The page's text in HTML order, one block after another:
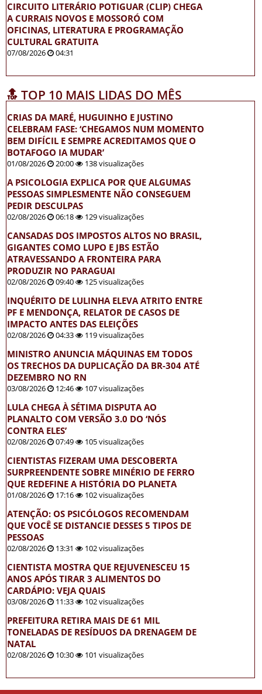
CIRCUITO LITERÁRIO POTIGUAR (CLIP) CHEGA
A CURRAIS NOVOS E MOSSORÓ COM
OFICINAS, LITERATURA E PROGRAMAÇÃO
CULTURAL GRATUITA
07/08/2026 04:31
🔝 TOP 10 MAIS LIDAS DO MÊS
CRIAS DA MARÉ, HUGUINHO E JUSTINO
CELEBRAM FASE: ‘CHEGAMOS NUM MOMENTO
BEM DIFÍCIL E SEMPRE ACREDITAMOS QUE O
BOTAFOGO IA MUDAR’
01/08/2026 20:00 138 visualizações
A PSICOLOGIA EXPLICA POR QUE ALGUMAS
PESSOAS SIMPLESMENTE NÃO CONSEGUEM
PEDIR DESCULPAS
02/08/2026 06:18 129 visualizações
CANSADAS DOS IMPOSTOS ALTOS NO BRASIL,
GIGANTES COMO LUPO E JBS ESTÃO
ATRAVESSANDO A FRONTEIRA PARA
PRODUZIR NO PARAGUAI
02/08/2026 09:40 125 visualizações
INQUÉRITO DE LULINHA ELEVA ATRITO ENTRE
PF E MENDONÇA, RELATOR DE CASOS DE
IMPACTO ANTES DAS ELEIÇÕES
02/08/2026 04:33 119 visualizações
MINISTRO ANUNCIA MÁQUINAS EM TODOS
OS TRECHOS DA DUPLICAÇÃO DA BR-304 ATÉ
DEZEMBRO NO RN
03/08/2026 12:46 107 visualizações
LULA CHEGA À SÉTIMA DISPUTA AO
PLANALTO COM VERSÃO 3.0 DO ‘NÓS
CONTRA ELES’
02/08/2026 07:49 105 visualizações
CIENTISTAS FIZERAM UMA DESCOBERTA
SURPREENDENTE SOBRE MINÉRIO DE FERRO
QUE REDEFINE A HISTÓRIA DO PLANETA
01/08/2026 17:16 102 visualizações
ATENÇÃO: OS PSICÓLOGOS RECOMENDAM
QUE VOCÊ SE DISTANCIE DESSES 5 TIPOS DE
PESSOAS
02/08/2026 13:31 102 visualizações
CIENTISTA MOSTRA QUE REJUVENESCEU 15
ANOS APÓS TIRAR 3 ALIMENTOS DO
CARDÁPIO: VEJA QUAIS
03/08/2026 11:33 102 visualizações
PREFEITURA RETIRA MAIS DE 61 MIL
TONELADAS DE RESÍDUOS DA DRENAGEM DE
NATAL
02/08/2026 10:30 101 visualizações